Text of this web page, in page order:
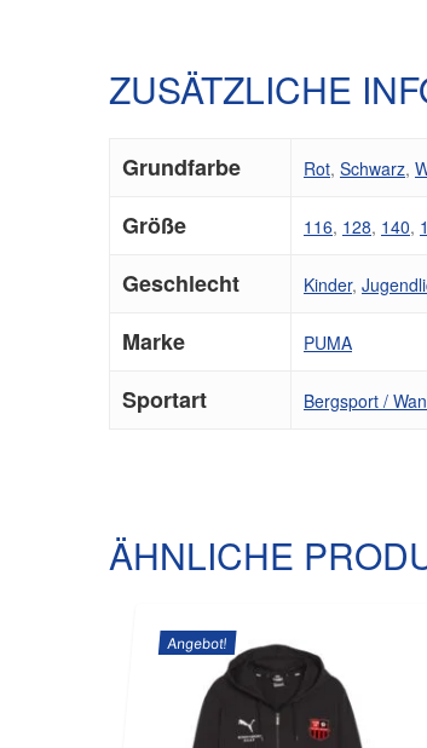
ZUSÄTZLICHE
Grundfarbe Rot, Schwarz,
Größe 116, 128, 140,
Geschlecht Kinder,
Marke PUMA
Sportart Bergsport /
ÄHNLICHE
Angebot!